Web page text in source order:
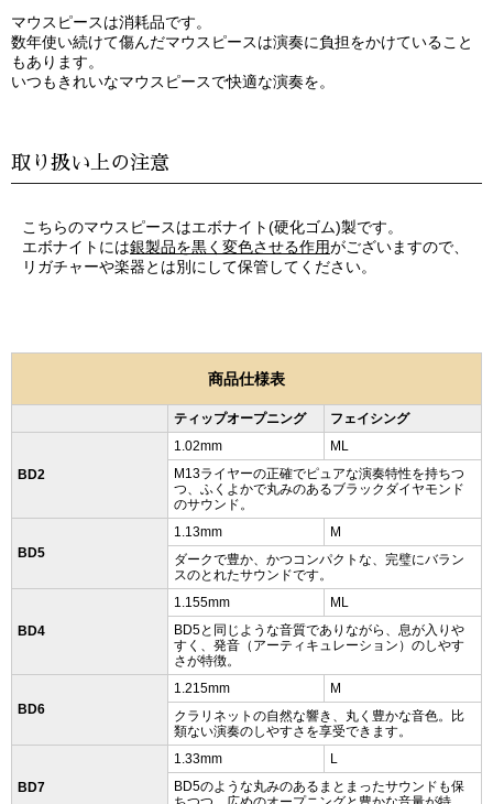
マウスピースは消耗品です。
数年使い続けて傷んだマウスピースは演奏に負担をかけていること
もあります。
いつもきれいなマウスピースで快適な演奏を。
取り扱い上の注意
こちらのマウスピースはエボナイト(硬化ゴム)製です。
エボナイトには銀製品を黒く変色させる作用がございますので、
リガチャーや楽器とは別にして保管してください。
商品仕様表
ティップオープニング フェイシング
BD2
1.02mm
ML
M13ライヤーの正確でピュアな演奏特性を持ちつ
つ、ふくよかで丸みのあるブラックダイヤモンド
のサウンド。
BD5
1.13mm
M
ダークで豊か、かつコンパクトな、完璧にバラン
スのとれたサウンドです。
BD4
1.155mm
ML
BD5と同じような音質でありながら、息が入りや
すく、発音（アーティキュレーション）のしやす
さが特徴。
BD6
1.215mm
M
クラリネットの自然な響き、丸く豊かな音色。比
類ない演奏のしやすさを享受できます。
BD7
1.33mm
L
BD5のような丸みのあるまとまったサウンドも保